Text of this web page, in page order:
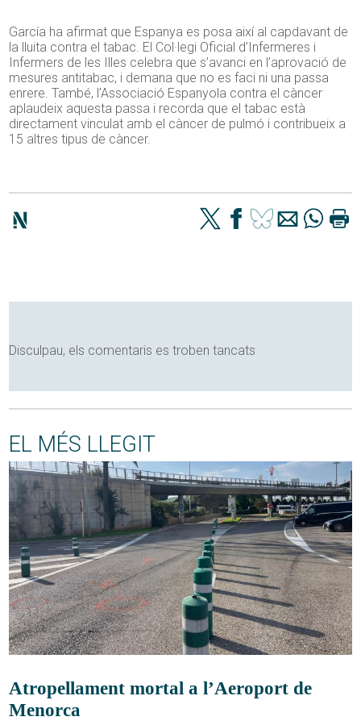
García ha afirmat que Espanya es posa així al capdavant de
la lluita contra el tabac. El Col·legi Oficial d’Infermeres i
Infermers de les Illes celebra que s’avanci en l’aprovació de
mesures antitabac, i demana que no es faci ni una passa
enrere. També, l’Associació Espanyola contra el càncer
aplaudeix aquesta passa i recorda que el tabac està
directament vinculat amb el càncer de pulmó i contribueix a
15 altres tipus de càncer.
Disculpau, els comentaris es troben tancats
EL MÉS LLEGIT
Atropellament mortal a l’Aeroport de
Menorca